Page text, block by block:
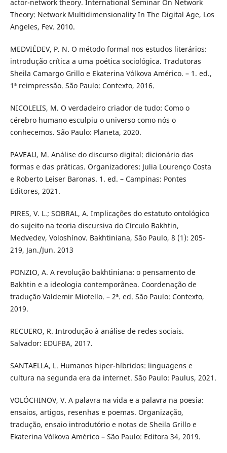
actor-network theory. International Seminar On Network
Theory: Network Multidimensionality In The Digital Age, Los
Angeles, Fev. 2010.
MEDVIÉDEV, P. N. O método formal nos estudos literários:
introdução crítica a uma poética sociológica. Tradutoras
Sheila Camargo Grillo e Ekaterina Vólkova Américo. – 1. ed.,
1ª reimpressão. São Paulo: Contexto, 2016.
NICOLELIS, M. O verdadeiro criador de tudo: Como o
cérebro humano esculpiu o universo como nós o
conhecemos. São Paulo: Planeta, 2020.
PAVEAU, M. Análise do discurso digital: dicionário das
formas e das práticas. Organizadores: Julia Lourenço Costa
e Roberto Leiser Baronas. 1. ed. – Campinas: Pontes
Editores, 2021.
PIRES, V. L.; SOBRAL, A. Implicações do estatuto ontológico
do sujeito na teoria discursiva do Círculo Bakhtin,
Medvedev, Voloshínov. Bakhtiniana, São Paulo, 8 (1): 205-
219, Jan./Jun. 2013
PONZIO, A. A revolução bakhtiniana: o pensamento de
Bakhtin e a ideologia contemporânea. Coordenação de
tradução Valdemir Miotello. – 2ª. ed. São Paulo: Contexto,
2019.
RECUERO, R. Introdução à análise de redes sociais.
Salvador: EDUFBA, 2017.
SANTAELLA, L. Humanos hiper-híbridos: linguagens e
cultura na segunda era da internet. São Paulo: Paulus, 2021.
VOLÓCHINOV, V. A palavra na vida e a palavra na poesia:
ensaios, artigos, resenhas e poemas. Organização,
tradução, ensaio introdutório e notas de Sheila Grillo e
Ekaterina Vólkova Américo – São Paulo: Editora 34, 2019.